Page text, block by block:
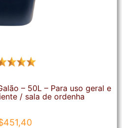
– 50L – Para uso geral e
/ sala de ordenha
451,40